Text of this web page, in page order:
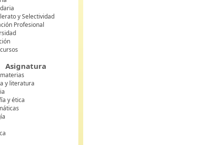
y Selectividad
Profesional
Asignatura
y literatura
y ética